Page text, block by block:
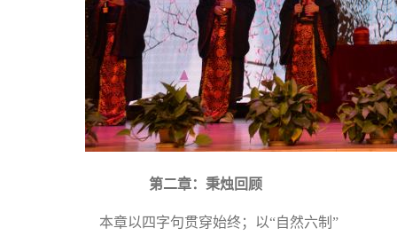
第二章：秉烛回顾
本章以四字句贯穿始终；以“自然六制”